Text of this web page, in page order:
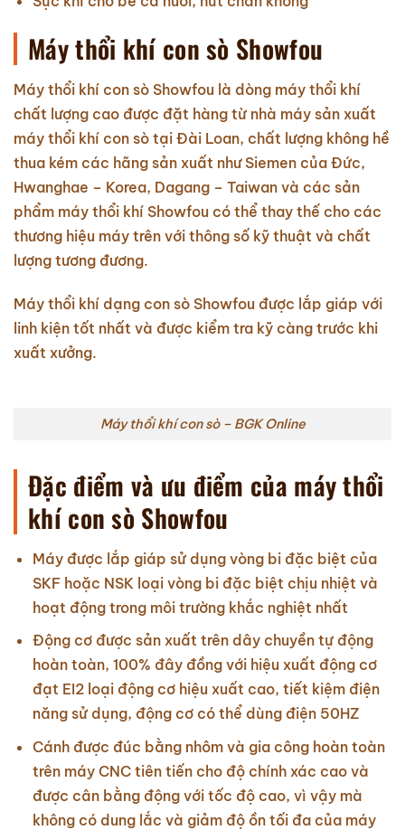
Máy thổi khí con sò Showfou
Máy thổi khí con sò Showfou là dòng máy thổi khí
chất lượng cao được đặt hàng từ nhà máy sản xuất
máy thổi khí con sò tại Đài Loan, chất lượng không hề
thua kém các hãng sản xuất như Siemen của Đức,
Hwanghae – Korea, Dagang – Taiwan và các sản
phẩm máy thổi khí Showfou có thể thay thế cho các
thương hiệu máy trên với thông số kỹ thuật và chất
lượng tương đương.
Máy thổi khí dạng con sò Showfou được lắp giáp với
linh kiện tốt nhất và được kiểm tra kỹ càng trước khi
xuất xưởng.
Máy thổi khí con sò – BGK Online
Đặc điểm và ưu điểm của máy thổi
khí con sò Showfou
Máy được lắp giáp sử dụng vòng bi đặc biệt của
SKF hoặc NSK loại vòng bi đặc biệt chịu nhiệt và
hoạt động trong môi trường khắc nghiệt nhất
Động cơ được sản xuất trên dây chuyền tự động
hoàn toàn, 100% đây đồng với hiệu xuất động cơ
đạt EI2 loại động cơ hiệu xuất cao, tiết kiệm điện
năng sử dụng, động cơ có thể dùng điện 50HZ
Cánh được đúc bằng nhôm và gia công hoàn toàn
trên máy CNC tiên tiến cho độ chính xác cao và
được cân bằng động với tốc độ cao, vì vậy mà
không có dung lắc và giảm độ ồn tối đa của máy